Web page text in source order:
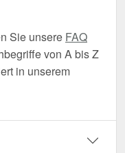
Sie unsere FAQ
von A bis Z
in unserem